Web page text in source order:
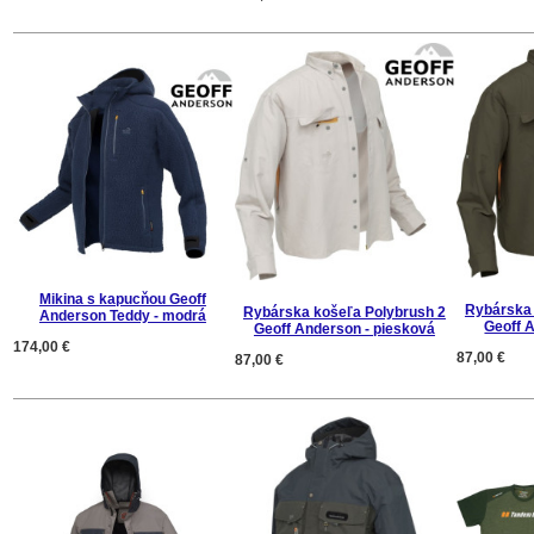
Mikina s kapucňou Geoff
Anderson Teddy - modrá
174,00 €
Rybárska košeľa Polybrush 2
Geoff Anderson - piesková
87,00 €
Geoff
87,00 €